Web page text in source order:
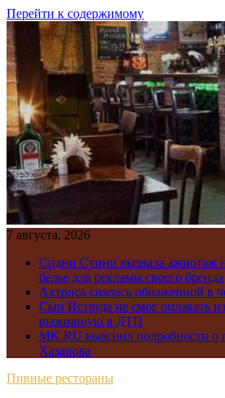
Перейти к содержимому
7 августа, 2026
Сидни Суини вызвала ажиотаж
белье для рекламы своего бренда
Актриса снялась обнаженной в
Сын Иствуда не смог оплакать
выжившую в ДТП
MK.RU выяснил подробности о
Хазанова
Пивные рестораны